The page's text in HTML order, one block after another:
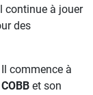
continue à jouer
des
commence à
et son